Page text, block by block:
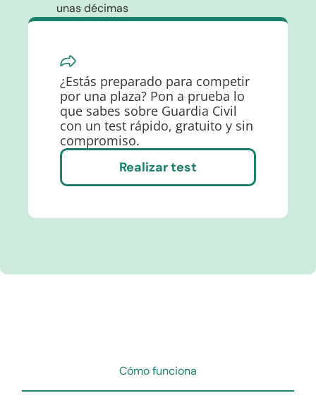
unas décimas
¿Estás preparado para competir
por una plaza? Pon a prueba lo
que sabes sobre Guardia Civil
con un test rápido, gratuito y sin
compromiso.
Realizar test
Cómo funciona